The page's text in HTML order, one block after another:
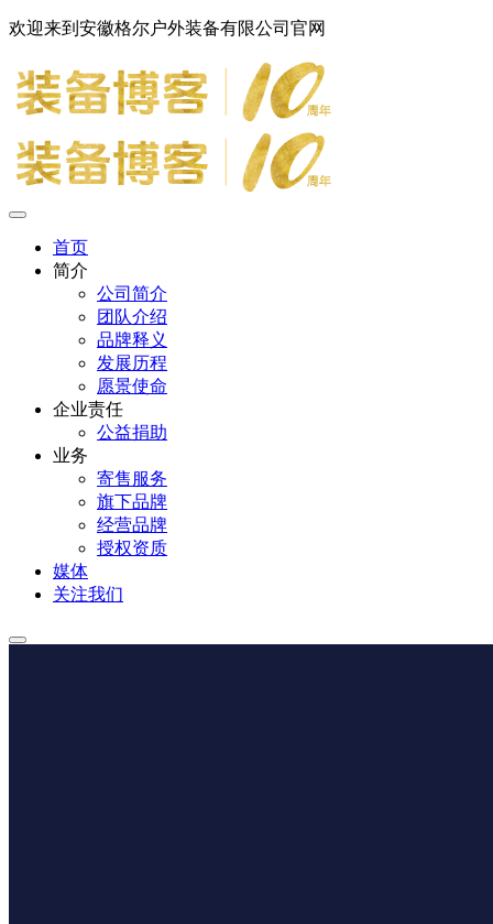
欢迎来到安徽格尔户外装备有限公司官网
首页
简介
公司简介
团队介绍
品牌释义
发展历程
愿景使命
企业责任
公益捐助
业务
寄售服务
旗下品牌
经营品牌
授权资质
媒体
关注我们